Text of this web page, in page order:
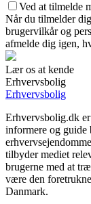
Ved at tilmelde
Når du tilmelder
brugervilkår og
afmelde dig igen,
Lær os at kende
Erhvervsbolig
Erhvervsbolig
Erhvervsbolig.dk
informere og guide
tilbyder mediet
brugerne med at
være den
Danmark.